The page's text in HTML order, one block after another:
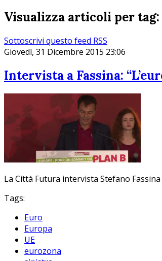
Visualizza articoli per tag:
Sottoscrivi questo feed RSS
Giovedì, 31 Dicembre 2015 23:06
Intervista a Fassina:
La Città Futura intervista Stefano
Tags:
Euro
Europa
UE
eurozona